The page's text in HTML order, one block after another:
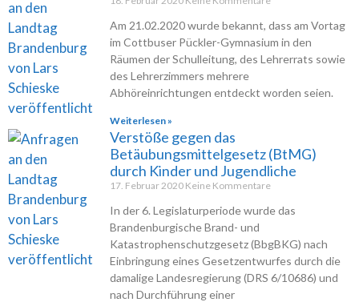
Am 21.02.2020 wurde bekannt, dass am Vortag
im Cottbuser Pückler-Gymnasium in den
Räumen der Schulleitung, des Lehrerrats sowie
des Lehrerzimmers mehrere
Abhöreinrichtungen entdeckt worden seien.
Weiterlesen »
Verstöße gegen das
Betäubungsmittelgesetz (BtMG)
durch Kinder und Jugendliche
17. Februar 2020 Keine Kommentare
In der 6. Legislaturperiode wurde das
Brandenburgische Brand- und
Katastrophenschutzgesetz (BbgBKG) nach
Einbringung eines Gesetzentwurfes durch die
damalige Landesregierung (DRS 6/10686) und
nach Durchführung einer